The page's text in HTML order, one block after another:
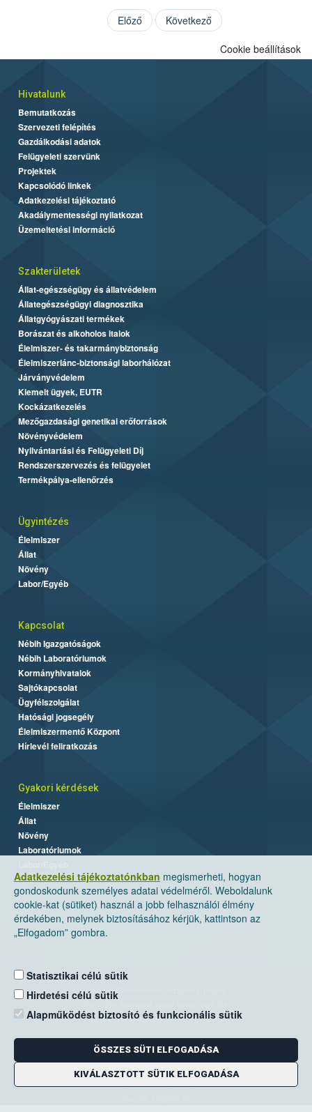
Előző Következő
Adatkezelési tájékoztatónkban megismerheti, hogyan
gondoskodunk személyes adatai védelméről. Weboldalunk
cookie-kat (sütiket) használ a jobb felhasználói élmény
érdekében, melynek biztosításához kérjük, kattintson az
„Elfogadom” gombra.
Statisztikai célú sütik
Hirdetési célú sütik
Alapműködést biztosító és funkcionális sütik
ÖSSZES SÜTI ELFOGADÁSA
KIVÁLASZTOTT SÜTIK ELFOGADÁSA
Cookie beállítások
Hivatalunk
Bemutatkozás
Szervezeti felépítés
Gazdálkodási adatok
Felügyeleti szervünk
Projektek
Kapcsolódó linkek
Adatkezelési tájékoztató
Akadálymentességi nyilatkozat
Üzemeltetési információ
Szakterületek
Állat-egészségügy és állatvédelem
Állategészségügyi diagnosztika
Állatgyógyászati termékek
Borászat és alkoholos italok
Élelmiszer- és takarmánybiztonság
Élelmiszerlánc-biztonsági laborhálózat
Járványvédelem
Kiemelt ügyek, EUTR
Kockázatkezelés
Mezőgazdasági genetikai erőforrások
Növényvédelem
Nyilvántartási és Felügyeleti Díj
Rendszerszervezés és felügyelet
Termékpálya-ellenőrzés
Ügyintézés
Élelmiszer
Állat
Növény
Labor/Egyéb
Kapcsolat
Nébih Igazgatóságok
Nébih Laboratóriumok
Kormányhivatalok
Sajtókapcsolat
Ügyfélszolgálat
Hatósági jogsegély
Élelmiszermentő Központ
Hírlevél feliratkozás
Gyakori kérdések
Élelmiszer
Állat
Növény
Laboratóriumok
Nemzeti Élelmiszerlánc-biztonsági Hivatal
Levelezési cím: 1525 Budapest. Pf. 30.
E-mail:ugyfelszolgalat@nebih.gov.hu
Zöld szám: 06-80/263-244
Telefon: 06-1/ 336-9000